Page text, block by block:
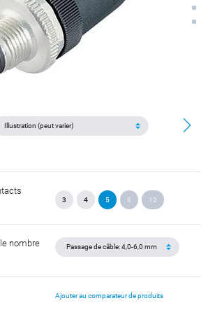
3 4 5 8 12
nombre
Ajouter au comparateur de produits